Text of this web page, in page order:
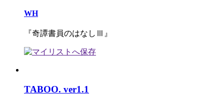
WH
『奇譚書員のはなしⅢ』
TABOO. ver1.1